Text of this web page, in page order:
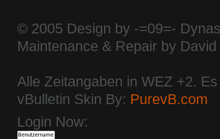
© 2005 Design by -=09=-
Maintenance & Repair by
Alle Zeitangaben in WEZ +2.
vBulletin Skin By: PurevB.com
Login Now: